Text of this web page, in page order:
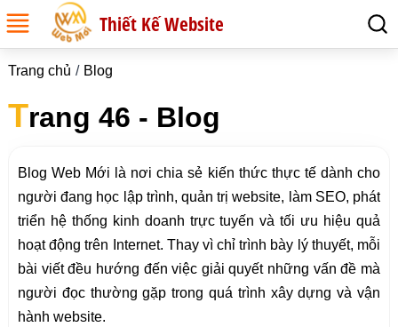
Thiết Kế Website
Trang chủ Blog
Trang 46 - Blog
Blog Web Mới là nơi chia sẻ kiến thức thực tế dành cho
người đang học lập trình, quản trị website, làm SEO, phát
triển hệ thống kinh doanh trực tuyến và tối ưu hiệu quả
hoạt động trên Internet. Thay vì chỉ trình bày lý thuyết, mỗi
bài viết đều hướng đến việc giải quyết những vấn đề mà
người đọc thường gặp trong quá trình xây dựng và vận
hành website.